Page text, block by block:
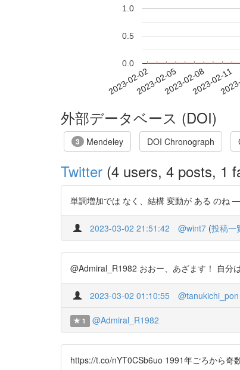
2023-02-022023-02-052023-02-082023-02-11
0.0
0.5
1.0
外部データベース (DOI)
3 Mendeley DOI Chronograph
Twitter (4 users, 4 posts, 1
単調増加では なく、結構 変動が ある のね
2023-03-02 21:51:42 @wint7 (投稿一
@Admiral_R1982 おおー、あざます！ 自分
2023-03-02 01:10:55 @tanukichi_pon
1 @Admiral_R1982
https://t.co/nYT0CSb6uo 1991年ごろから奇